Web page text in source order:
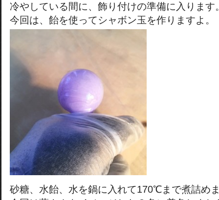
冷やしている間に、飾り付けの準備に入ります
今回は、飴を使ってシャボン玉を作りますよ。
砂糖、水飴、水を鍋に入れて170℃まで煮詰め